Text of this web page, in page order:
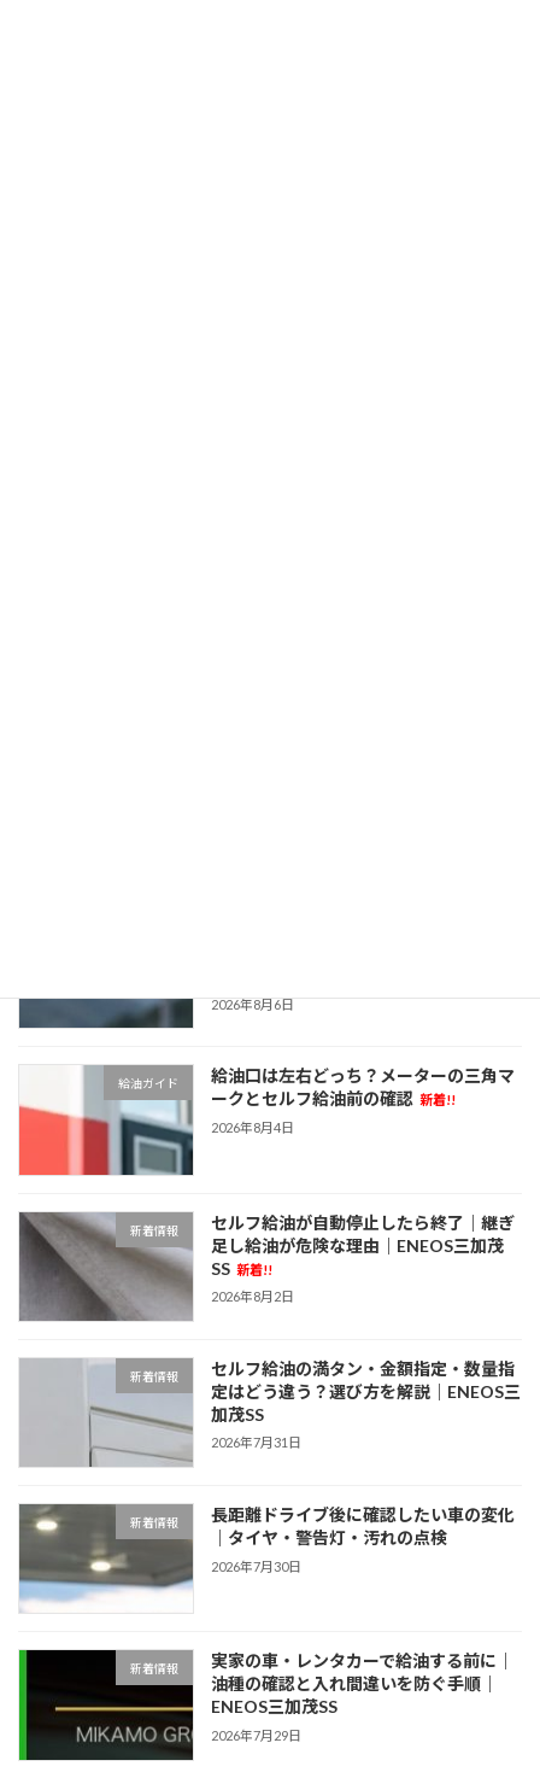
2026年8月6日
給油ガイド
給油口は左右どっち？メーターの三角マ
ークとセルフ給油前の確認 新着!!
2026年8月4日
新着情報
セルフ給油が自動停止したら終了｜継ぎ
足し給油が危険な理由｜ENEOS三加茂
SS 新着!!
2026年8月2日
新着情報
セルフ給油の満タン・金額指定・数量指
定はどう違う？選び方を解説｜ENEOS三
加茂SS
2026年7月31日
新着情報
長距離ドライブ後に確認したい車の変化
｜タイヤ・警告灯・汚れの点検
2026年7月30日
新着情報
実家の車・レンタカーで給油する前に｜
油種の確認と入れ間違いを防ぐ手順｜
ENEOS三加茂SS
2026年7月29日